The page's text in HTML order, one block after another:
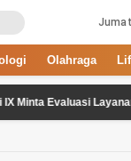
Olahraga
Layanan BPJS